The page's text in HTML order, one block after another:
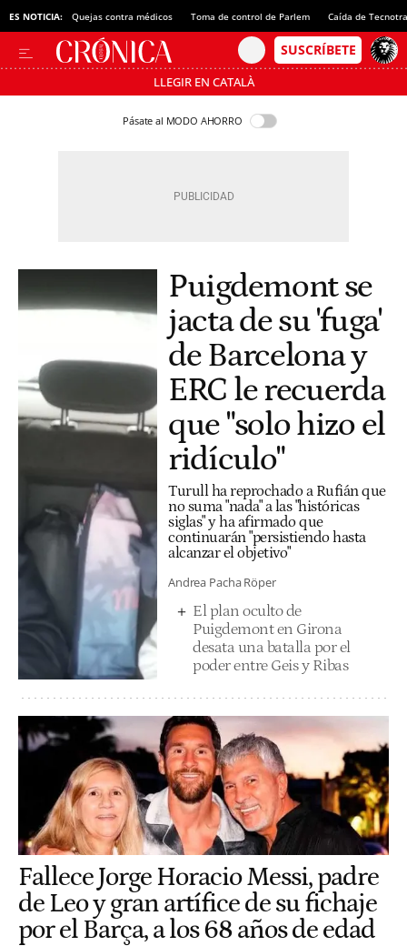
ES NOTICIA: Quejas contra médicos Toma de control de Parlem Caída de
LLEGIR EN CATALÀ
Pásate al MODO AHORRO
Puigdemont se
jacta de su 'fuga'
de Barcelona y
ERC le recuerda
que "solo hizo el
ridículo"
Turull ha reprochado a Rufián que
no suma "nada" a las "históricas
siglas" y ha afirmado que
continuarán "persistiendo hasta
alcanzar el objetivo"
Andrea Pacha Röper
El plan oculto de
Puigdemont en Girona
desata una batalla por el
poder entre Geis y Ribas
Fallece Jorge Horacio Messi, padre
de Leo y gran artífice de su fichaje
por el Barça, a los 68 años de edad